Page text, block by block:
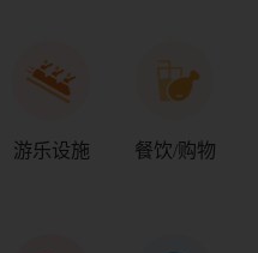
游乐设施 餐饮/购物